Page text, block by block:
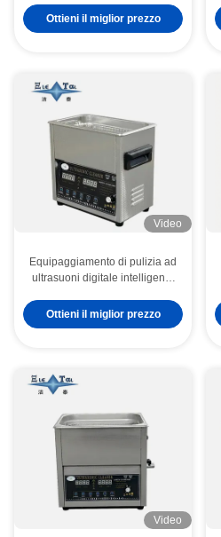
potenza 80KW per il lavaggio
continuo di lenti in vetro
Ottieni il miglior prezzo
Video
Equipaggiamento di pulizia ad
ultrasuoni digitale intelligente
di laboratorio e
apparecchiature di pulizia
Ottieni il miglior prezzo
Video